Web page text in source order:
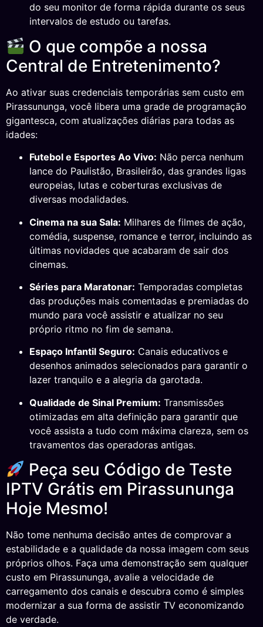
do seu monitor de forma rápida durante os seus
intervalos de estudo ou tarefas.
O que compõe a nossa
Central de Entretenimento?
Ao ativar suas credenciais temporárias sem custo em
Pirassununga, você libera uma grade de programação
gigantesca, com atualizações diárias para todas as
idades:
Futebol e Esportes Ao Vivo: Não perca nenhum
lance do Paulistão, Brasileirão, das grandes ligas
europeias, lutas e coberturas exclusivas de
diversas modalidades.
Cinema na sua Sala: Milhares de filmes de ação,
comédia, suspense, romance e terror, incluindo as
últimas novidades que acabaram de sair dos
cinemas.
Séries para Maratonar: Temporadas completas
das produções mais comentadas e premiadas do
mundo para você assistir e atualizar no seu
próprio ritmo no fim de semana.
Espaço Infantil Seguro: Canais educativos e
desenhos animados selecionados para garantir o
lazer tranquilo e a alegria da garotada.
Qualidade de Sinal Premium: Transmissões
otimizadas em alta definição para garantir que
você assista a tudo com máxima clareza, sem os
travamentos das operadoras antigas.
Peça seu Código de Teste
IPTV Grátis em Pirassununga
Hoje Mesmo!
Não tome nenhuma decisão antes de comprovar a
estabilidade e a qualidade da nossa imagem com seus
próprios olhos. Faça uma demonstração sem qualquer
custo em Pirassununga, avalie a velocidade de
carregamento dos canais e descubra como é simples
modernizar a sua forma de assistir TV economizando
de verdade.